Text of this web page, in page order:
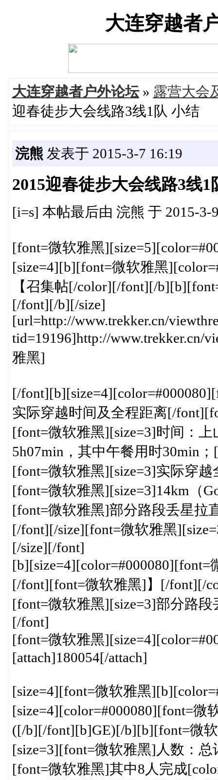
大连穿越者
大连穿越者户外论坛» 露营大会
迎春徒步大会线路3线1队 小结
浣熊 发表于 2015-3-7 16:19
2015迎春徒步大会线路3线1
[i=s] 本帖最后由 浣熊 于 2015-3-
[font=微软雅黑
[size=4][b][font=微软雅黑
【召集帖[/color][/font][/
[/font][/b][/size]
[url=http://www.trekker.cn/
tid=19196]http://www.trekker.cn/
雅黑]
[/
实际穿越时间及全程距离[/
[font=微软雅黑][size=3]时间：
5h07min，其中午餐用时30min
[font=微软雅黑][size=3]实际穿
[font=微软雅黑][size=3]14km（
[font=微软雅黑]部分路段丢星拉
[/font][/size][font=微软雅黑
[/size][/font]
[/font][font=微软雅黑]】[/font][/
[font=微软雅黑][size=3]部分路
[/font]
[font=微软雅黑
[attach]180054[/attach]
[size=4][font=微软雅黑
[size=4][color=#000080][font=
([/b][/font][b]GE)[/b][b][font=微
[size=3][font=微软雅黑]人数：
[font=微软雅黑]其中8人完成